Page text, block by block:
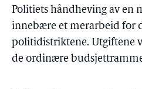
Politiets håndheving av
innebære et merarbeid for
politidistriktene. Utgiftene
de ordinære